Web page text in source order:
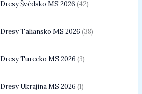
Dresy Švédsko MS 2026 42
Dresy Taliansko MS 2026 38
Dresy Turecko MS 2026 3
Dresy Ukrajina MS 2026 1